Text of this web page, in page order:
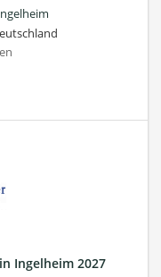
Ingelheim 2027